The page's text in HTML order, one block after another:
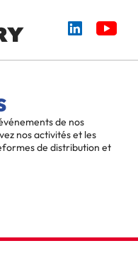
de nos
nos activités et les
de distribution et